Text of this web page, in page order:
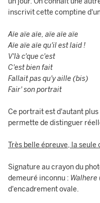
inscrivit cette comptine
Aïe aïe aïe, aïe aïe aïe
Aïe aïe aïe qu'il est laid !
V'là c'que c'est
C'est bien fait
Fallait pas qu'y aille (bis)
Fair' son portrait
Ce portrait est d'autant
permette de distinguer
Très belle épreuve, la seule
Signature au crayon du
demeuré inconnu : Walhere
d'encadrement ovale.